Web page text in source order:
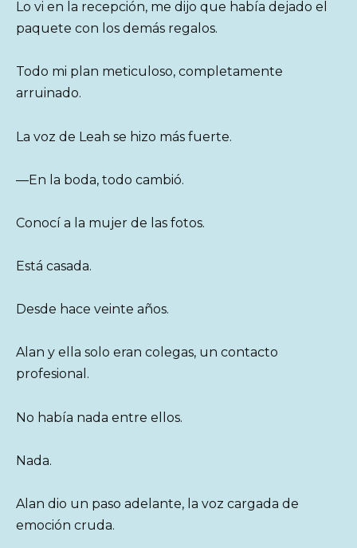
Lo vi en la recepción, me dijo que había dejado el
paquete con los demás regalos.
Todo mi plan meticuloso, completamente
arruinado.
La voz de Leah se hizo más fuerte.
—En la boda, todo cambió.
Conocí a la mujer de las fotos.
Está casada.
Desde hace veinte años.
Alan y ella solo eran colegas, un contacto
profesional.
No había nada entre ellos.
Nada.
Alan dio un paso adelante, la voz cargada de
emoción cruda.